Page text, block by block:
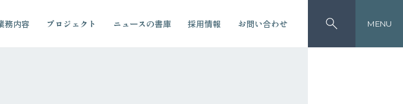
務内容 プロジェクト ニュースの書庫 採用情報 お問い合わせ MENU